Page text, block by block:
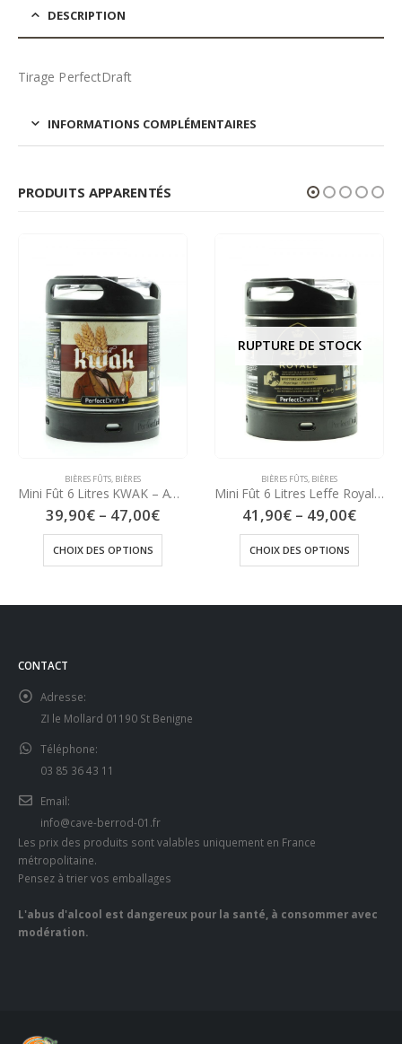
DESCRIPTION
Tirage PerfectDraft
INFORMATIONS COMPLÉMENTAIRES
PRODUITS APPARENTÉS
BIÈRES FÛTS, BIÈRES
Mini Fût 6 Litres KWAK – Ambrée 8,4°
39,90€ – 47,00€
CHOIX DES OPTIONS
RUPTURE DE STOCK
BIÈRES FÛTS, BIÈRES
Mini Fût 6 Litres Leffe Royale – Ambrée 7,5°
41,90€ – 49,00€
CHOIX DES OPTIONS
CONTACT
Adresse:
ZI le Mollard 01190 St Benigne
Téléphone:
03 85 36 43 11
Email:
info@cave-berrod-01.fr
Les prix des produits sont valables uniquement en France
métropolitaine.
Pensez à trier vos emballages
L'abus d'alcool est dangereux pour la santé, à consommer avec
modération.